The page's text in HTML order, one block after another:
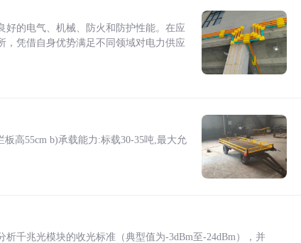
好的电气、机械、防火和防护性能。在应
，凭借自身优势满足不同领域对电力供应
高55cm b)承载能力:标载30-35吨,最大允
千兆光模块的收光标准（典型值为-3dBm至-24dBm），并